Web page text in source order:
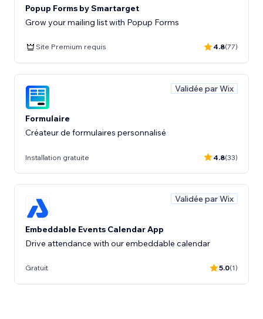
Popup Forms by Smartarget
Grow your mailing list with Popup Forms
Site Premium requis 4.8(77)
Validée par Wix
Formulaire
Créateur de formulaires personnalisé
Installation gratuite 4.8(33)
Validée par Wix
Embeddable Events Calendar App
Drive attendance with our embeddable calendar
Gratuit 5.0(1)